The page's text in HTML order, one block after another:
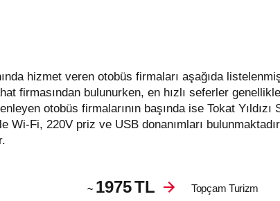
firmasından bulunurken, en hızlı seferler
otobüs firmalarının başında ise Tokat
Wi-Fi, 220V priz ve USB donanımları
~ 1975TL Topçam Turizm